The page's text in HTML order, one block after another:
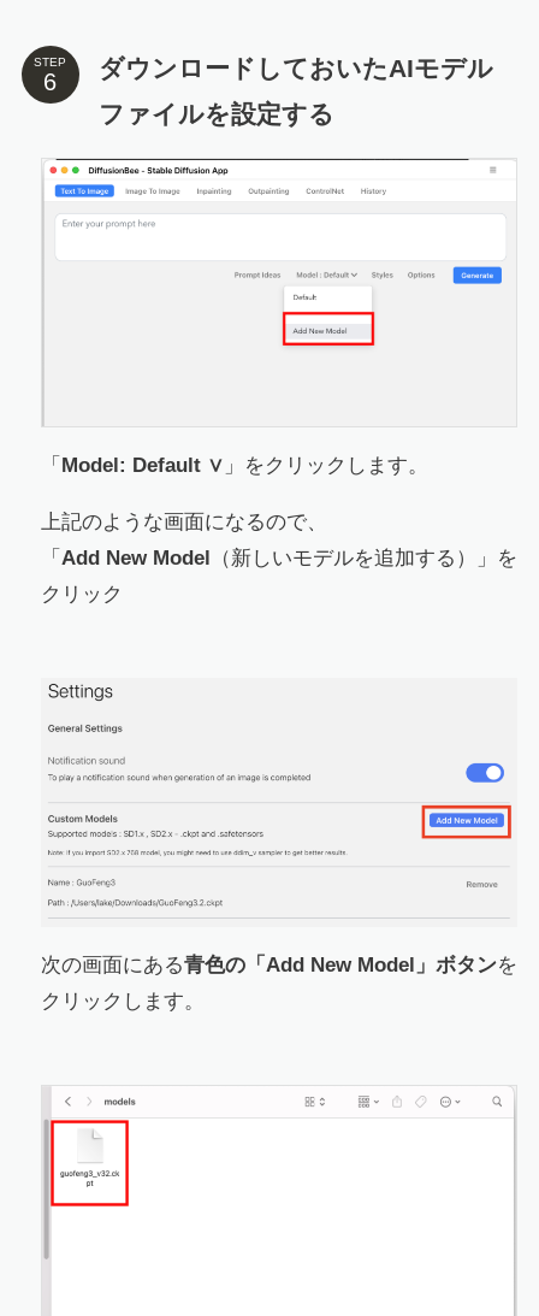
STEP
ダウンロードしておいたAIモデル
ファイルを設定する
「 Model: Default ∨ 」をクリックします。
上記のような画面になるので、
「 Add New Model （新しいモデルを追加する）」を
クリック
次の画面にある青色の「Add New Model」ボタンを
クリックします。